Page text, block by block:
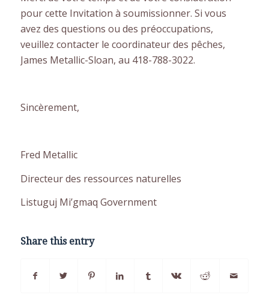
pour cette Invitation à soumissionner. Si vous
avez des questions ou des préoccupations,
veuillez contacter le coordinateur des pêches,
James Metallic-Sloan, au 418-788-3022.
Sincèrement,
Fred Metallic
Directeur des ressources naturelles
Listuguj Mi’gmaq Government
Share this entry